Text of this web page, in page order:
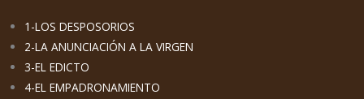
1-LOS DESPOSORIOS
2-LA ANUNCIACIÓN A LA VIRGEN
3-EL EDICTO
4-EL EMPADRONAMIENTO